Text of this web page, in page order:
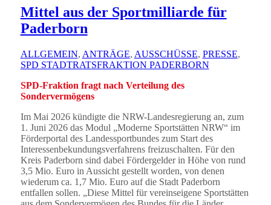
Mittel aus der Sportmilliarde für
Paderborn
ALLGEMEIN, ANTRÄGE, AUSSCHÜSSE, PRESSE,
SPD STADTRATSFRAKTION PADERBORN
SPD-Fraktion fragt nach Verteilung des
Sondervermögens
Im Mai 2026 kündigte die NRW-Landesregierung an, zum
1. Juni 2026 das Modul „Moderne Sportstätten NRW“ im
Förderportal des Landessportbundes zum Start des
Interessenbekundungsverfahrens freizuschalten. Für den
Kreis Paderborn sind dabei Fördergelder in Höhe von rund
3,5 Mio. Euro in Aussicht gestellt worden, von denen
wiederum ca. 1,7 Mio. Euro auf die Stadt Paderborn
entfallen sollen. „Diese Mittel für vereinseigene Sportstätten